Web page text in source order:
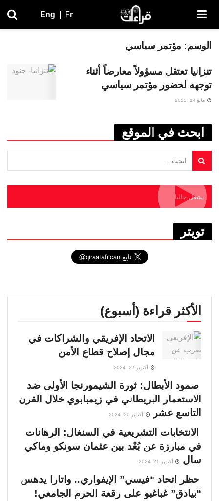
Eng Fr
الوسم: مؤتمر سياسي
تنزانيا تعتقل مسؤولاً معارضاً أثناء
توجهه لحضور مؤتمر سياسي
مايو 14, 2025
ابحث في الموقع
يشغل حاليا
تويتر
الأكثر قراءة (أسبوع)
الاتحاد الإفريقي والشراكات في
مجال إصلاح قطاع الأمن
أكتوبر 22, 2024
صمود الأبطال: ثورة الشيمورنجا الأولى ضد
الاستعمار البريطاني في زيمبابوي خلال القرن
التاسع عشر
أكتوبر 20, 2024
الانتخابات التشريعية في السنغال: الرهانات
في مبارزة عن بُعْد بين عثمان سونكو وماكي
سال
أكتوبر 21, 2024
حظر اتحاد “فيسي” الإيفواري.. واتارا يدهس
“بيادق” غباغبو على رقعة الحرم الجامعي!